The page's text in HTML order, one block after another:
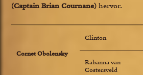
(Captain Brian Cournane) hervor.
Cornet Obolensky
Clinton
Rabanna van
Costersveld